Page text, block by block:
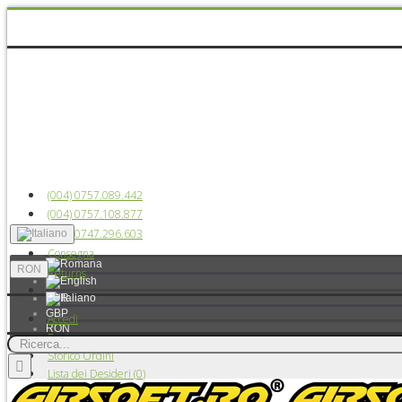
(004) 0757.089.442
(004) 0757.108.877
(004) 0747.296.603
Consegna
Returns
RON
EUR
GBP
RON
USD
Accedi
Registra
Storico Ordini
Lista dei Desideri (0)